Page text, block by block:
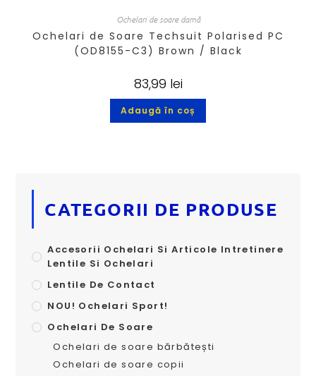
Ochelari de soare damă
Ochelari de Soare Techsuit Polarised PC
(OD8155-C3) Brown / Black
83,99 lei
Adaugă în coș
CATEGORII DE PRODUSE
Accesorii Ochelari Si Articole Intretinere
Lentile Si Ochelari
Lentile De Contact
NOU! Ochelari Sport!
Ochelari De Soare
Ochelari de soare bărbătești
Ochelari de soare copii